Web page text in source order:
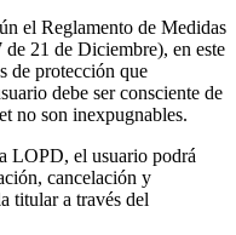
el Reglamento de Medidas
21 de Diciembre), en este
de protección que
debe ser consciente de
no son inexpugnables.
LOPD, el usuario podrá
cancelación y
titular a través del